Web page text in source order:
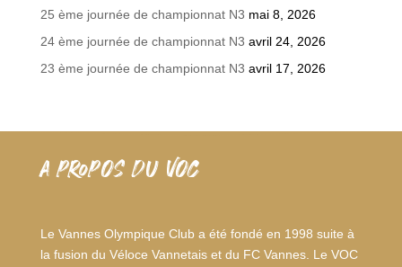
25 ème journée de championnat N3 mai 8, 2026
24 ème journée de championnat N3 avril 24, 2026
23 ème journée de championnat N3 avril 17, 2026
A PROPOS DU VOC
Le Vannes Olympique Club a été fondé en 1998 suite à
la fusion du Véloce Vannetais et du FC Vannes. Le VOC